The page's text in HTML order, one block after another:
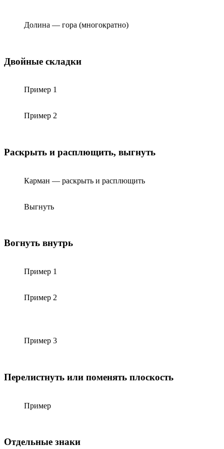
Долина — гора (многократно)
Двойные складки
Пример 1
Пример 2
Раскрыть и расплющить, выгнуть
Карман — раскрыть и расплющить
Выгнуть
Вогнуть внутрь
Пример 1
Пример 2
Пример 3
Перелистнуть или поменять плоскость
Пример
Отдельные знаки